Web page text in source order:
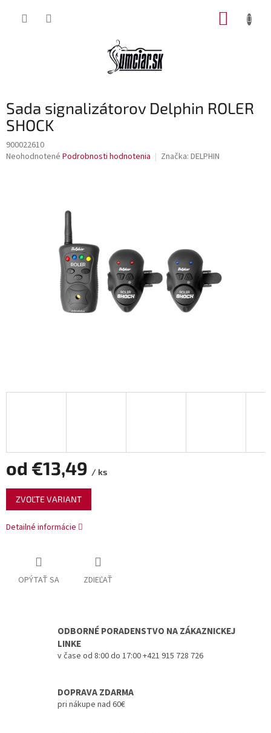
Sada signalizátorov Delphin ROLER
SHOCK
900022610
Priemerné
Neohodnotené Podrobnosti hodnotenia Značka: DELPHIN
od €13,49 / ks
Jednotková
cena:
ZVOĽTE VARIANT
Detailné informácie
OPÝTAŤ SA ZDIEĽAŤ
ODBORNÉ PORADENSTVO NA ZÁKAZNICKEJ
LINKE
v čase od 8:00 do 17:00 +421 915 728 726
DOPRAVA ZDARMA
pri nákupe nad 60€